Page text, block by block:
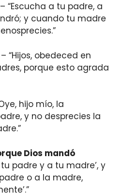
“Escucha a tu padre, a
y cuando tu madre
“Hijos, obedeced en
porque esto agrada
hijo mío, la
y no desprecies la
Dios mandó
tu padre y a tu madre’, y
o a la madre,